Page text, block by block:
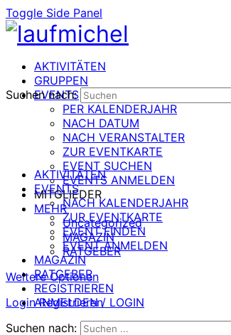
Toggle Side Panel
AKTIVITÄTEN
GRUPPEN
EVENTS
PER KALENDERJAHR
NACH DATUM
NACH VERANSTALTER
ZUR EVENTKARTE
EVENT SUCHEN
EVENTS ANMELDEN
MITGLIEDER
MEHR
Uncategorized
MAGAZIN
RATGEBER
Weitere Optionen
Login Registrieren
Suchen nach:
AKTIVITÄTEN
EVENTS
NACH KALENDERJAHR
ZUR EVENTKARTE
EVENT FINDEN
EVENT ANMELDEN
MAGAZIN
RATGEBER
REGISTRIEREN
ANMELDEN / LOGIN
Suchen nach: